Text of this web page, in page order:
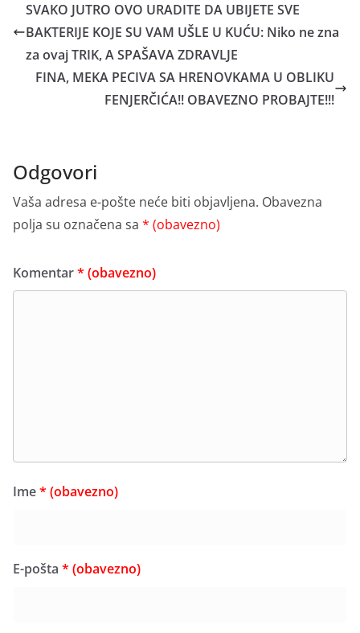
SVAKO JUTRO OVO URADITE DA UBIJETE SVE
BAKTERIJE KOJE SU VAM UŠLE U KUĆU: Niko ne zna
za ovaj TRIK, A SPAŠAVA ZDRAVLJE
FINA, MEKA PECIVA SA HRENOVKAMA U OBLIKU
FENJERČIĆA!! OBAVEZNO PROBAJTE!!!
Odgovori
Vaša adresa e-pošte neće biti objavljena. Obavezna
polja su označena sa * (obavezno)
Komentar* (obavezno)
Ime* (obavezno)
E-pošta * (obavezno)